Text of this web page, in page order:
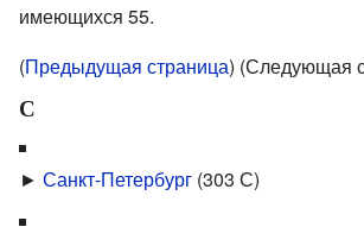
имеющихся 55.
(Предыдущая страница) (Следующая
С
► Санкт-Петербург (303 С)